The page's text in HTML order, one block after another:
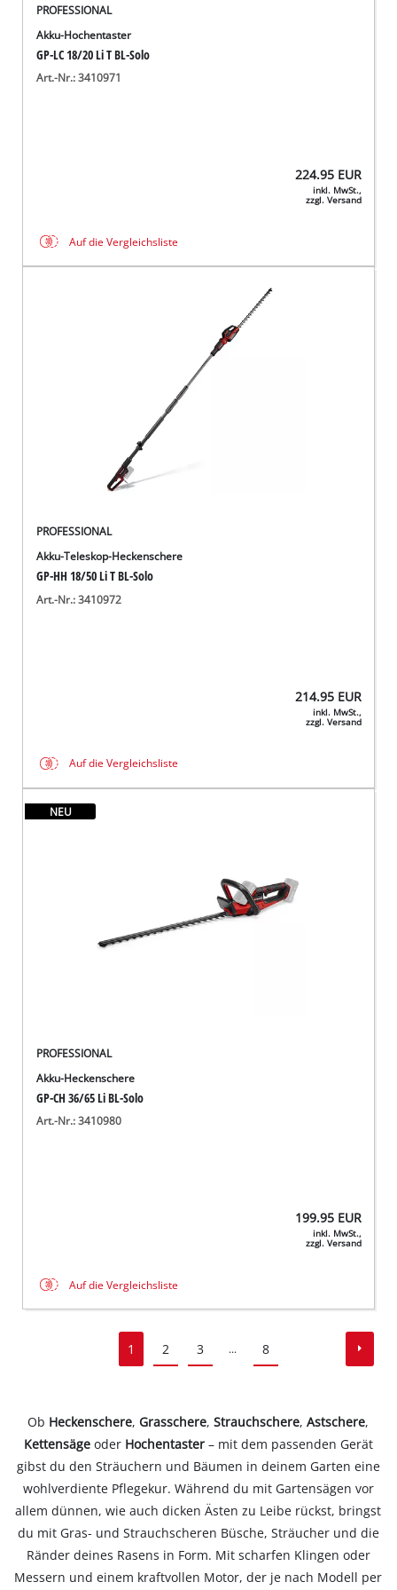
PROFESSIONAL
Akku-Hochentaster
GP-LC 18/20 Li T BL-Solo
Art.-Nr.: 3410971
224.95 EUR
inkl. MwSt.,
zzgl. Versand
Auf die Vergleichsliste
PROFESSIONAL
Akku-Teleskop-Heckenschere
GP-HH 18/50 Li T BL-Solo
Art.-Nr.: 3410972
214.95 EUR
inkl. MwSt.,
zzgl. Versand
Auf die Vergleichsliste
NEU
PROFESSIONAL
Akku-Heckenschere
GP-CH 36/65 Li BL-Solo
Art.-Nr.: 3410980
199.95 EUR
inkl. MwSt.,
zzgl. Versand
Auf die Vergleichsliste
1 2 3 ... 8
Ob Heckenschere,Grasschere,Strauchschere,Astschere,
Kettensägeoder Hochentaster – mit dem passenden Gerät
gibst du den Sträuchern und Bäumen in deinem Garten eine
wohlverdiente Pflegekur. Während du mit Gartensägen vor
allem dünnen, wie auch dicken Ästen zu Leibe rückst, bringst
du mit Gras- und Strauchscheren Büsche, Sträucher und die
Ränder deines Rasens in Form. Mit scharfen Klingen oder
Messern und einem kraftvollen Motor, der je nach Modell per